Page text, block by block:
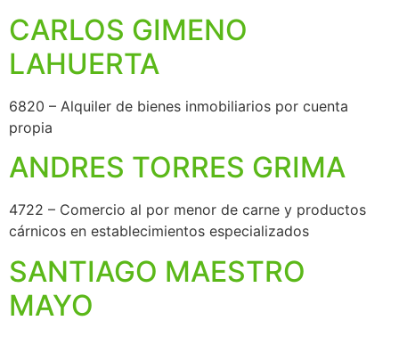
CARLOS GIMENO
LAHUERTA
6820 – Alquiler de bienes inmobiliarios por cuenta
propia
ANDRES TORRES GRIMA
4722 – Comercio al por menor de carne y productos
cárnicos en establecimientos especializados
SANTIAGO MAESTRO
MAYO